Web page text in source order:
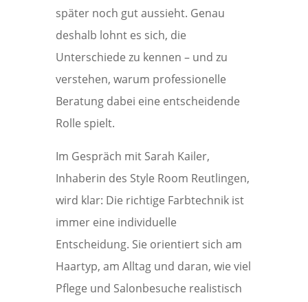
später noch gut aussieht. Genau
deshalb lohnt es sich, die
Unterschiede zu kennen – und zu
verstehen, warum professionelle
Beratung dabei eine entscheidende
Rolle spielt.
Im Gespräch mit Sarah Kailer,
Inhaberin des Style Room Reutlingen,
wird klar: Die richtige Farbtechnik ist
immer eine individuelle
Entscheidung. Sie orientiert sich am
Haartyp, am Alltag und daran, wie viel
Pflege und Salonbesuche realistisch